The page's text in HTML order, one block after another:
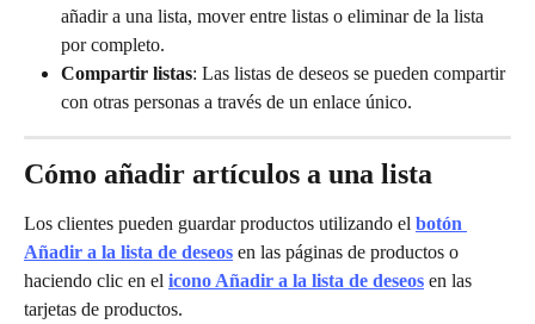
añadir a una lista, mover entre listas o eliminar de la lista
por completo.
Compartir listas: Las listas de deseos se pueden compartir
con otras personas a través de un enlace único.
Cómo añadir artículos a una lista
Los clientes pueden guardar productos utilizando el botón
Añadir a la lista de deseos en las páginas de productos o
haciendo clic en el icono Añadir a la lista de deseos en las
tarjetas de productos.